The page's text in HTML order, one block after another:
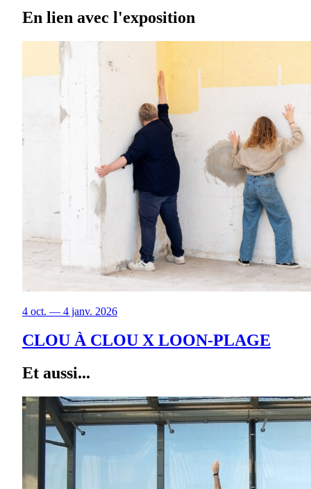
En lien avec l'exposition
4 oct. — 4 janv. 2026
CLOU À CLOU X LOON-PLAGE
Et aussi...